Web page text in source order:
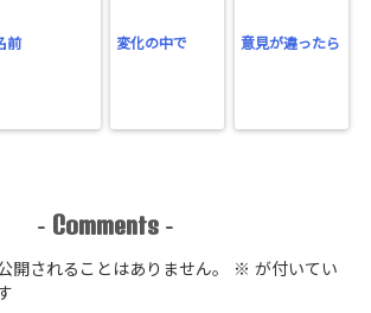
前 変化の中で 意見が違ったら
- Comments -
開されることはありません。 ※ が付いてい